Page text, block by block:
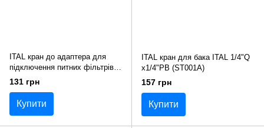
ITAL кран до адаптера для
підключення питних фільтрів
(QF-IN-T)
131 грн
Купити
ITAL кран для бака ITAL 1/4"Q
x1/4"РВ (ST001A)
157 грн
Купити